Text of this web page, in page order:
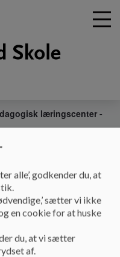
læringscenter -
- PLC
for alvor ved at blive
at spille en central rolle i
alle’, godkender du, at
sætter vi ikke
en cookie for at huske
du, at vi sætter
af.